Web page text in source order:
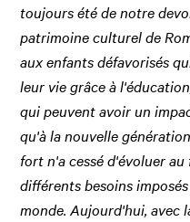
toujours été de notre
patrimoine culturel de
aux enfants défavorisés
leur vie grâce à
qui peuvent avoir un
qu'à la nouvelle
fort n'acesséd'évoluerau
différents besoins
monde. Aujourd'hui, avec